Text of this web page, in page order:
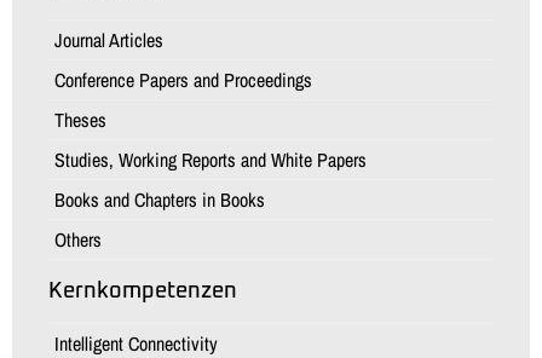
Journal Articles
Conference Papers and Proceedings
Theses
Studies, Working Reports and White Papers
Books and Chapters in Books
Others
Kernkompetenzen
Intelligent Connectivity